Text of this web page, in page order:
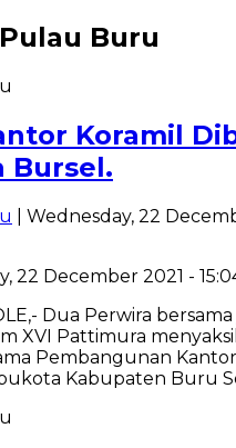
Pulau Buru
Koramil
Bursel.
| Wednesday, 22
22 December 2021 -
Dua Perwira
XVI Pattimura
Pembangunan Kantor
Kabupaten Buru